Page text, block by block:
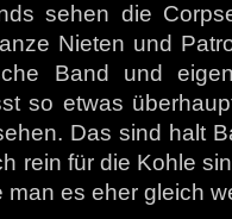
sehen die
Nieten und
Band und
so etwas
Das sind halt
rein für die Kohle
man es eher gleich